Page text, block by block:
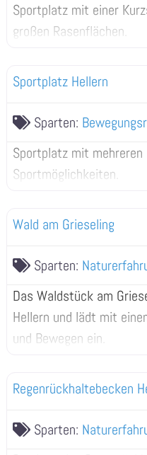
Sportplatz mit einer
großen Rasenflächen.
Sportplatz Hellern
Sparten:
Sportplatz mit
Sportmöglichkeiten.
Wald am Grieseling
Sparten:
Das Waldstück am
Hellern und lädt mit
und Bewegen ein.
Regenrückhaltebecken
Sparten: